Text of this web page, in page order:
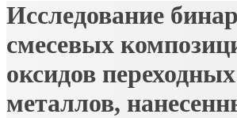
Исследование
смесевых
оксидов переходных
металлов,